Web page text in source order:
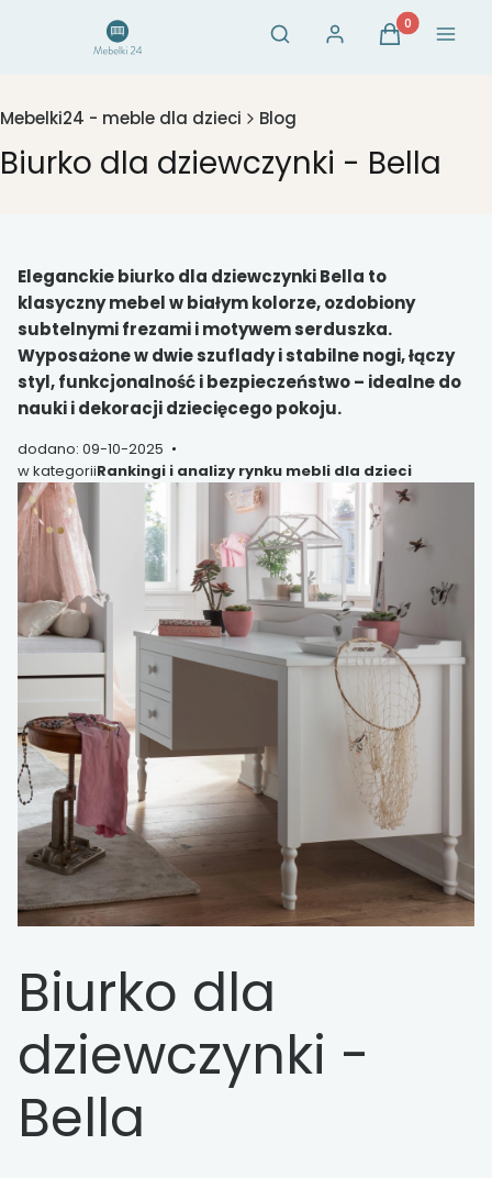
Otwórz wyszukiwarkę
Szukaj Zaloguj sięProdukty w
Koszyk Menu
Mebelki24 - meble dla dzieci Blog
Biurko dla dziewczynki - Bella
Eleganckie biurko dla dziewczynki Bella to
klasyczny mebel w białym kolorze, ozdobiony
subtelnymi frezami i motywem serduszka.
Wyposażone w dwie szuflady i stabilne nogi, łączy
styl, funkcjonalność i bezpieczeństwo – idealne do
nauki i dekoracji dziecięcego pokoju.
dodano: 09-10-2025
w kategoriiRankingi i analizy rynku mebli dla dzieci
Biurko dla
dziewczynki -
Bella